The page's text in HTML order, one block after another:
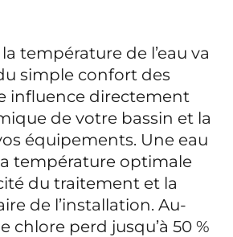
température de l’eau va
simple confort des
influence directement
de votre bassin et la
équipements. Une eau
température optimale
du traitement et la
de l’installation. Au-
chlore perd jusqu’à 50 %